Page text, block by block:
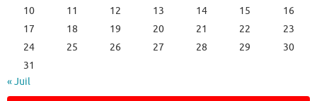
10
11 12 13 14 15
16
17
18 19 20 21 22
23
24
25 26 27 28 29
30
31
« Juil